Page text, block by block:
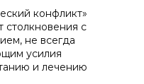
конфликт»
столкновения с
не всегда
усилия
и лечению